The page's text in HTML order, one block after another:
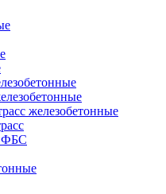
железобетонные
ФБС